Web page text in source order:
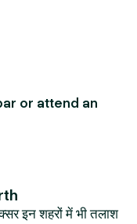
or attend an
इन शहरों में भी तलाश